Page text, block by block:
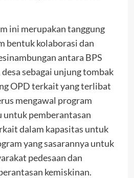
ini merupakan tanggung
bentuk kolaborasi dan
antara BPS
sebagai unjung tombak
OPD terkait yang terlibat
mengawal program
untuk pemberantasan
dalam kapasitas untuk
yang sasarannya untuk
pedesaan dan
kemiskinan.